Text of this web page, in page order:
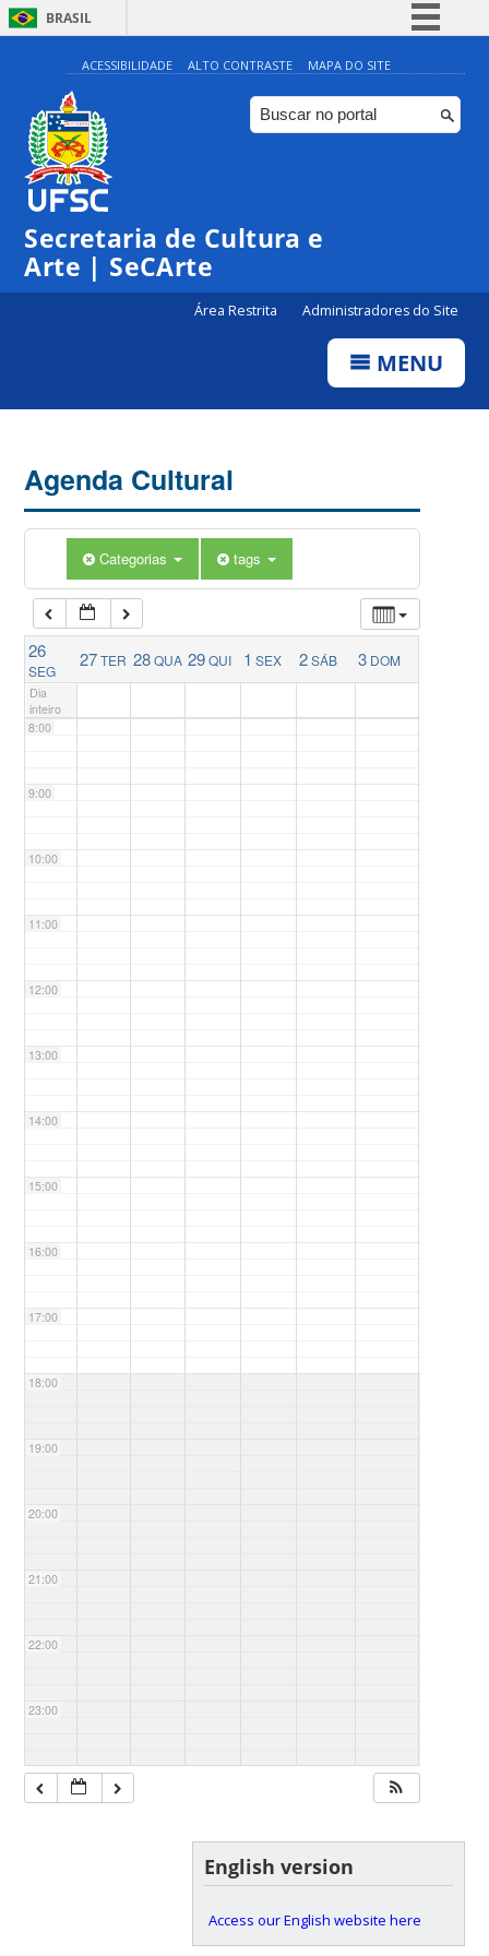
BRASIL
Simplifique!
Comunica BR
Participe
ACESSIBILIDADE ALTO CONTRASTE MAPA DO SITE
Secretaria de Cultura e
Arte | SeCArte
Área Restrita Administradores do Site
MENU
Agenda Cultural
Categorias tags
26
SEG
27TER 28QUA 29QUI 1 SEX 2SÁB 3 DOM
Dia
inteiro
0:00
1:00
5:00
6:00
7:00
8:00
9:00
10:00
11:00
12:00
13:00
14:00
15:00
16:00
17:00
18:00
19:00
20:00
21:00
22:00
23:00
English version
Access our English website here